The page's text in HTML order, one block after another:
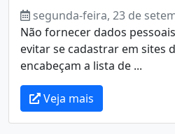
segunda-feira, 23 de
Não fornecer dados
evitar se cadastrar em sites
encabeçam a lista de ...
Veja mais